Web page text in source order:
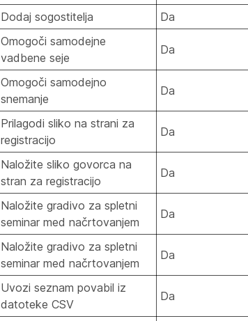
Dodaj sogostitelja Da
Omogoči samodejne
vadbene seje
Da
Omogoči samodejno
snemanje
Da
Prilagodi sliko na strani za
registracijo
Da
Naložite sliko govorca na
stran za registracijo
Da
Naložite gradivo za spletni
seminar med načrtovanjem
Da
Naložite gradivo za spletni
seminar med načrtovanjem
Da
Uvozi seznam povabil iz
datoteke CSV
Da